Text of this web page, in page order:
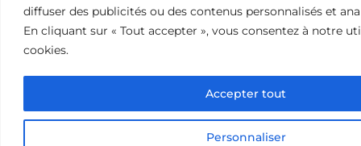
diffuser des publicités ou des contenus personnalisés et
En cliquant sur « Tout accepter », vous consentez à notre
cookies.
Personnaliser
Accepter tout